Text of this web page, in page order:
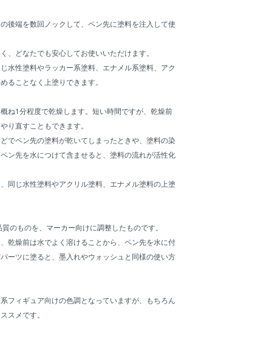
後端を数回ノックして、ペン先に塗料を注入して使
、どなたでも安心してお使いいただけます。
水性塗料やラッカー系塗料、エナメル系塗料、アク
ることなく上塗りできます。
ね1分程度で乾燥します。短い時間ですが、乾燥前
り直すこともできます。
でペン先の塗料が乾いてしまったときや、塗料の染
ン先を水につけて含ませると、塗料の流れが活性化
同じ水性塗料やアクリル塗料、エナメル塗料の上塗
のものを、マーカー向けに調整したものです。
乾燥前は水でよく溶けることから、ペン先を水に付
ーツに塗ると、墨入れやウォッシュと同様の使い方
フィギュア向けの色調となっていますが、もちろん
スメです。